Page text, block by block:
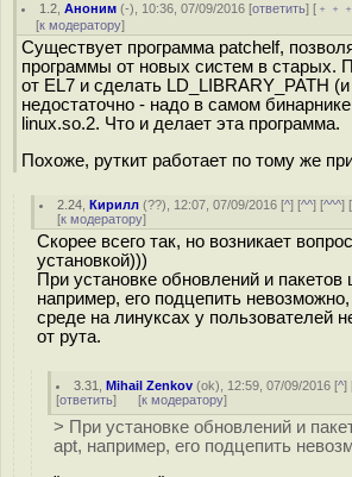
1.2 ,Аноним (-), 10:36, 07/09/2016 [ответить] [
[к модератору]
Существует программа patchelf,
программы от новых систем в старых.
от EL7 и сделать LD_LIBRARY_PATH
недостаточно - надо в самом
linux.so.2. Что и делает эта программа.
Похоже, руткит работает по тому же
2.24 ,Кирилл (??), 12:07, 07/09/2016 [^] [^^] [^^^] [
[к модератору]
Скорее всего так, но возникает
установкой)))
При установке обновлений и
например, его подцепить
среде на линуксах у пользователей
от рута.
3.31 ,Mihail Zenkov (ok), 12:59, 07/09/2016 [^]
[ответить] [к модератору]
> При установке обновлений и
apt, например, его подцепить